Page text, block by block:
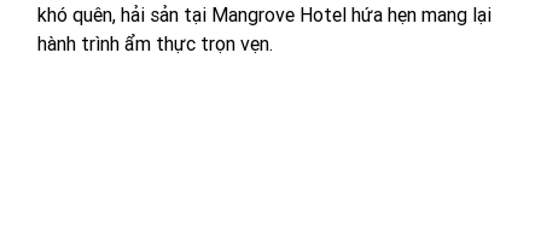
khó quên, hải sản tại Mangrove Hotel hứa hẹn mang lại
hành trình ẩm thực trọn vẹn.